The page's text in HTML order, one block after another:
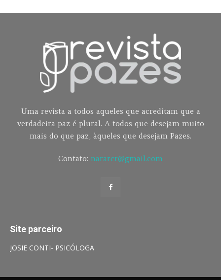
Uma revista a todos aqueles que acreditam que a
verdadeira paz é plural. A todos que desejam muito
mais do que paz, àqueles que desejam Pazes.
Contato: nararcr@gmail.com
Site parceiro
JOSIE CONTI- PSICÓLOGA